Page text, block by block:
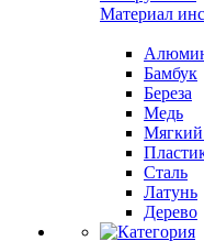
Материал
Бамбук
Береза
Медь
Мягкий
Сталь
Латунь
Дерево